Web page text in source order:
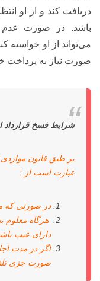
دریافت کند و از او
باشد. در صورت عدم
می‌تواند از او خواسته
صورت نیاز به پرداخت
شرایط فسخ قرارداد
بر طبق قانون
عبارت است از :
در صورتی که
هرگاه معلوم
دارای عیب
اگر در مدت
صورت جزی